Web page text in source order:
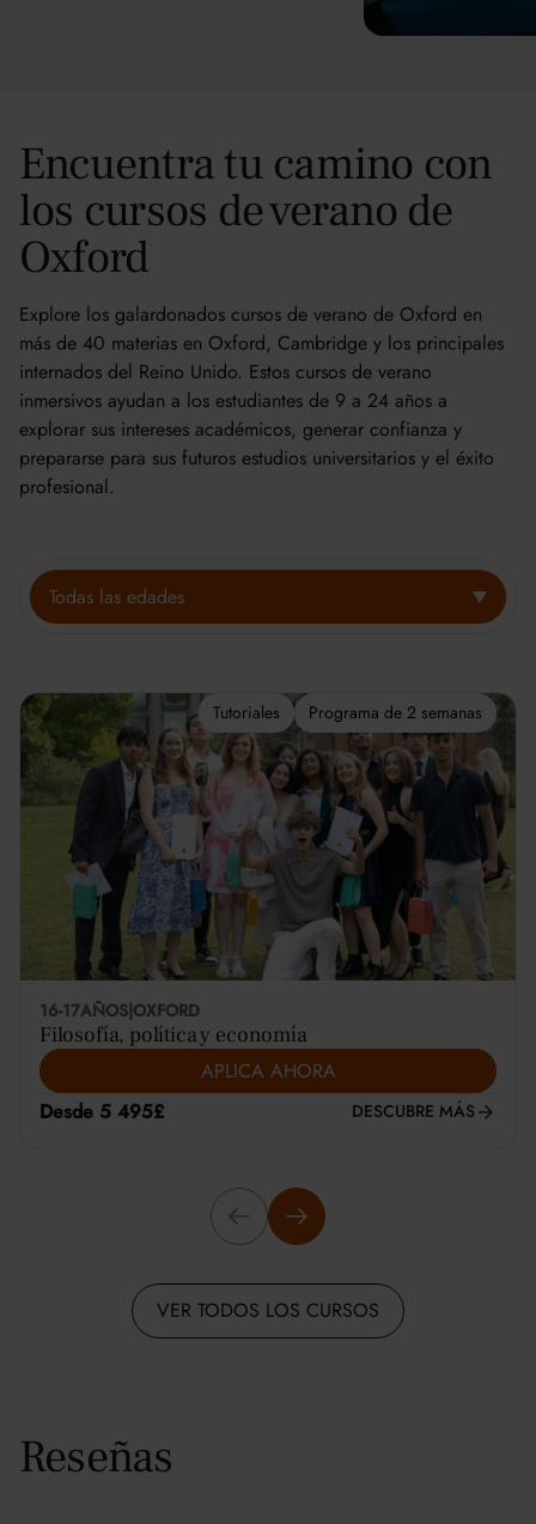
Encuentra tu camino con
los cursos de verano de
Oxford
Explore los galardonados cursos de verano de Oxford en
más de 40 materias en Oxford, Cambridge y los principales
internados del Reino Unido. Estos cursos de verano
inmersivos ayudan a los estudiantes de 9 a 24 años a
explorar sus intereses académicos, generar confianza y
prepararse para sus futuros estudios universitarios y el éxito
profesional.
Todas las edades
16-17AÑOS OXFORD
Filosofía, política y economía
APLICA AHORA
Desde 5 495£
DESCUBRE MÁS
Tutoriales Programa de 2 semanas
VER TODOS LOS CURSOS
Reseñas